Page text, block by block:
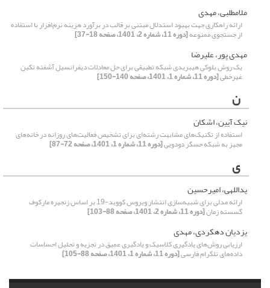
ملامطلبی، مهدی
ارائه راهکاری جهت بهبود استدلال مبتنی بر قالب در برآورد هزینه نرم‌افزار با استفاده
از جستجوی ممنوعه[دوره 11، شماره 2، 1401، صفحه 18-37]
مهدی پور، علیرضا
یک روش بلوکی هیبریدی شبکه تطبیقی برای حل معادلات دیفرانسیل آشفته تکین
غیرخطی[دوره 11، شماره 1، 1401، صفحه 140-150]
ن
نیک آیین، اشکان
استفاده از تکنیک‌های مشابهت رشته‌ای برای تشخیص فعالیت‌های روزانه در خانه‌های
مجهز به شبکه حسگر دودویی[دوره 11، شماره 1، 1401، صفحه 72-87]
ی
یداللهی، امیرحسین
ارائه مدلی برای شبیه‌سازی انتشار ویروس کووید-19 بر اساس زنجیره مارکوف
گسسته زمان[دوره 11، شماره 2، 1401، صفحه 88-103]
یزدیان دهکردی، مهدی
ارزیابی روش‌های یادگیری کلاسیک و یادگیری عمیق در تجزیه و تحلیل احساسات
داده‌های تلگرام فارسی[دوره 11، شماره 1، 1401، صفحه 88-105]